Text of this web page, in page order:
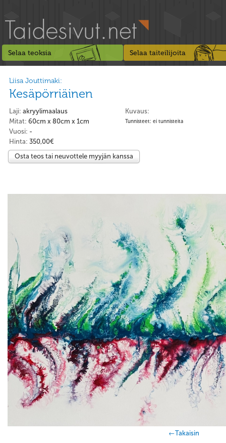
Selaa teoksia Selaa taiteilijoita
Liisa Jouttimaki:
Kesäpörriäinen
Kuvaus:
Tunnisteet: ei tunnisteita
Laji: akryylimaalaus
Mitat: 60cm x 80cm x 1cm
Vuosi: -
Hinta: 350,00€
Osta teos tai neuvottele myyjän kanssa
←Takaisin